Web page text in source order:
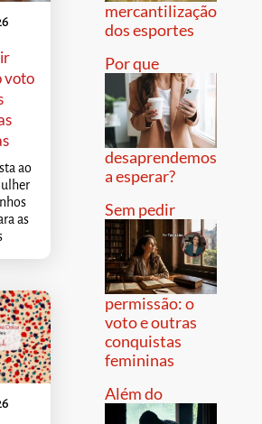
voto
ao
as
mercantilização
dos esportes
Por que
desaprendemos
a esperar?
Sem pedir
permissão: o
voto e outras
conquistas
femininas
Além do